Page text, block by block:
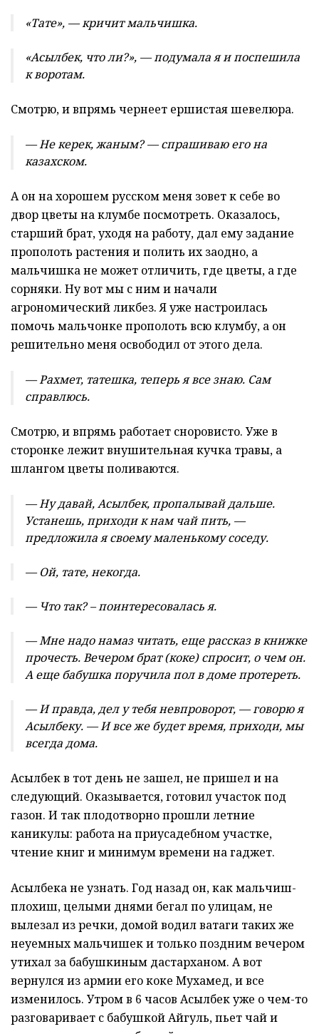
«Тате», — кричит мальчишка.
«Асылбек, что ли?», — подумала я и поспешила
к воротам.
Смотрю, и впрямь чернеет ершистая шевелюра.
— Не керек, жаным? — спрашиваю его на
казахском.
А он на хорошем русском меня зовет к себе во
двор цветы на клумбе посмотреть. Оказалось,
старший брат, уходя на работу, дал ему задание
прополоть растения и полить их заодно, а
мальчишка не может отличить, где цветы, а где
сорняки. Ну вот мы с ним и начали
агрономический ликбез. Я уже настроилась
помочь мальчонке прополоть всю клумбу, а он
решительно меня освободил от этого дела.
— Рахмет, татешка, теперь я все знаю. Сам
справлюсь.
Смотрю, и впрямь работает сноровисто. Уже в
сторонке лежит внушительная кучка травы, а
шлангом цветы поливаются.
— Ну давай, Асылбек, пропалывай дальше.
Устанешь, приходи к нам чай пить, —
предложила я своему маленькому соседу.
— Ой, тате, некогда.
— Что так? – поинтересовалась я.
— Мне надо намаз читать, еще рассказ в книжке
прочесть. Вечером брат (коке) спросит, о чем он.
А еще бабушка поручила пол в доме протереть.
— И правда, дел у тебя невпроворот, — говорю я
Асылбеку. — И все же будет время, приходи, мы
всегда дома.
Асылбек в тот день не зашел, не пришел и на
следующий. Оказывается, готовил участок под
газон. И так плодотворно прошли летние
каникулы: работа на приусадебном участке,
чтение книг и минимум времени на гаджет.
Асылбека не узнать. Год назад он, как мальчиш-
плохиш, целыми днями бегал по улицам, не
вылезал из речки, домой водил ватаги таких же
неуемных мальчишек и только поздним вечером
утихал за бабушкиным дастарханом. А вот
вернулся из армии его коке Мухамед, и все
изменилось. Утром в 6 часов Асылбек уже о чем-то
разговаривает с бабушкой Айгуль, пьет чай и